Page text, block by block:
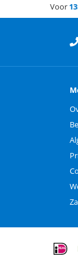
Voor